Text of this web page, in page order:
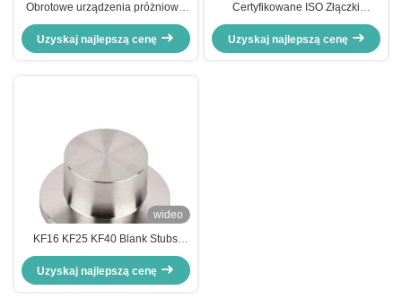
Obrotowe urządzenia próżniowe
KF
Uzyskaj najlepszą cenę
Certyfikowane ISO Złączki
Próżniowe KF Pierścień
Centrujący Uszczelnienie Ze Stali
Nierdzewnej
Uzyskaj najlepszą cenę
wideo
KF16 KF25 KF40 Blank Stubs
Flange Vacuum flange
Uzyskaj najlepszą cenę